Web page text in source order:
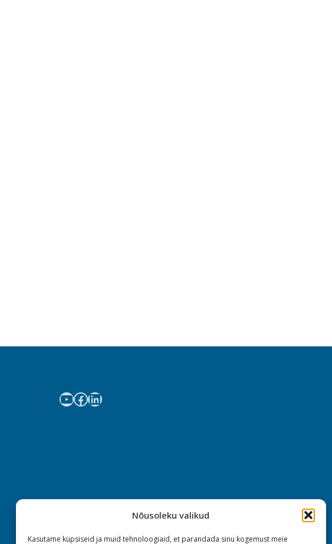
Nõusoleku valikud
Kasutame küpsiseid ja muid tehnoloogiaid, et parandada sinu kogemust meie